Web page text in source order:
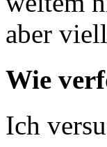
aber
Wie
Ich